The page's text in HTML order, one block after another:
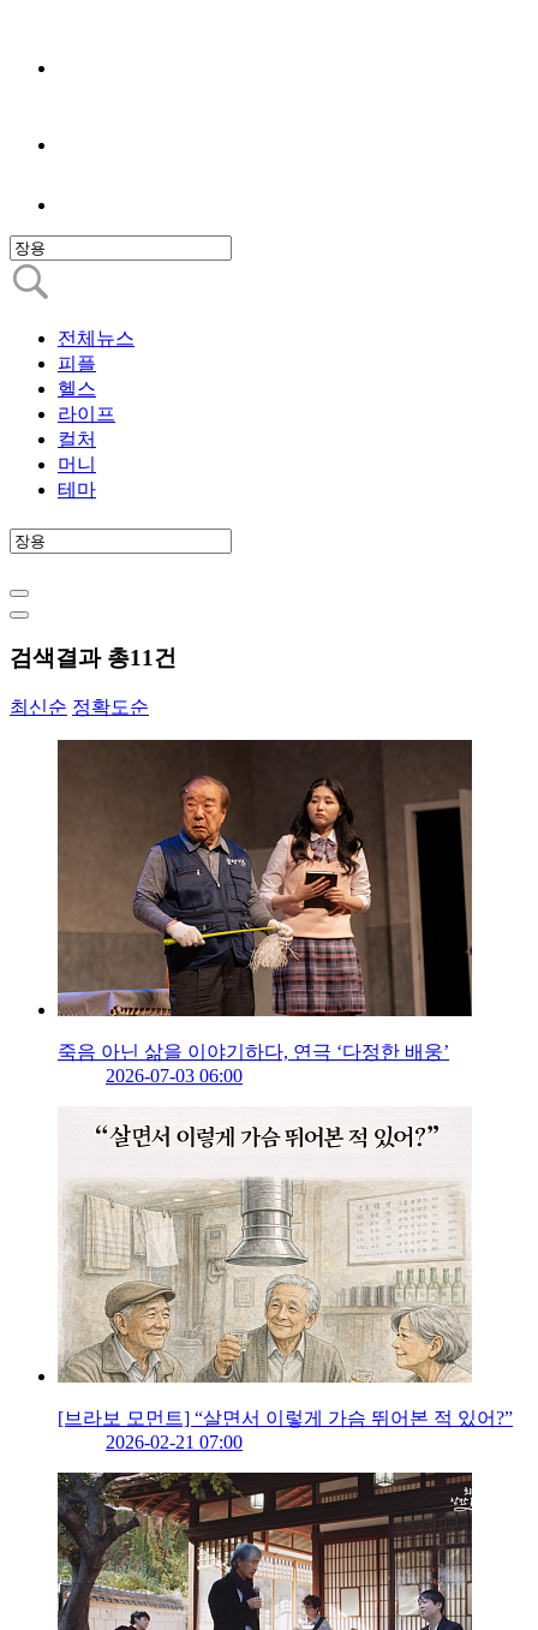
전체뉴스
피플
헬스
라이프
컬처
머니
테마
검색결과 총11건
최신순 정확도순
죽음 아닌 삶을 이야기하다, 연극 ‘다정한 배웅’
2026-07-03 06:00
[브라보 모먼트] “살면서 이렇게 가슴 뛰어본 적 있어?”
2026-02-21 07:00